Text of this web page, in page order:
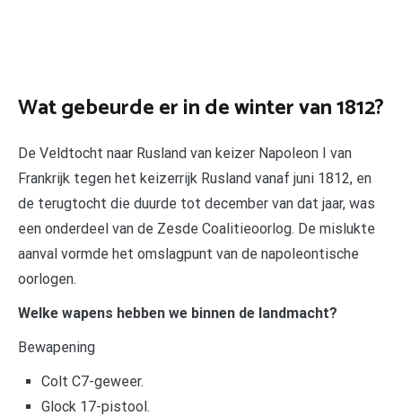
Wat gebeurde er in de winter van 1812?
De Veldtocht naar Rusland van keizer Napoleon I van
Frankrijk tegen het keizerrijk Rusland vanaf juni 1812, en
de terugtocht die duurde tot december van dat jaar, was
een onderdeel van de Zesde Coalitieoorlog. De mislukte
aanval vormde het omslagpunt van de napoleontische
oorlogen.
Welke wapens hebben we binnen de landmacht?
Bewapening
Colt C7-geweer.
Glock 17-pistool.